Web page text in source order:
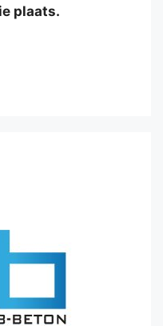
plaats.